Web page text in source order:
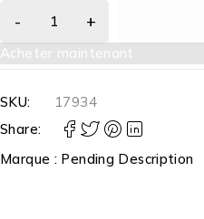
Acheter maintenant
SKU:
17934
Share:
Marque : Pending Description